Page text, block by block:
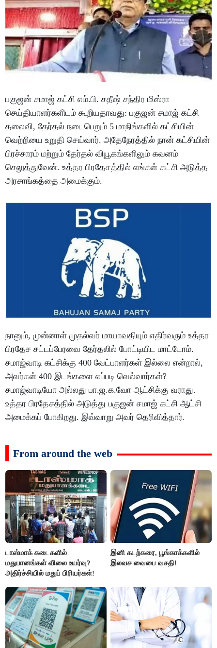
பகுஜன் சமாஜ் கட்சி எம்.பி. சதீஷ் சந்திர மிஸ்ரா
செய்தியாளர்களிடம் கூறியதாவது: பகுஜன் சமாஜ் கட்சி
தலைவி, தேர்தல் நடைபெறும் 5 மாநிங்களில் கட்சியின்
வெற்றியை உறுதி செய்வார். அதேநேரத்தில் நான் கட்சியின்
பிரச்சாரம் மற்றும் தேர்தல் வியூகங்களிலும் கவனம்
செலுத்துவேன். உத்தர பிரதேசத்தில் எங்கள் கட்சி அடுத்த
அரசாங்கத்தை அமைக்கும்.
நானும், முன்னாள் முதல்வர் மாயாவதியும் எதிர்வரும் உத்தர
பிரதேச சட்டப்பேரவை தேர்தலில் போட்டியிட மாட்டோம்.
சமாஜ்வாடி கட்சிக்கு 400 வேட்பாளர்கள் இல்லை என்றால்,
அவர்கள் 400 இடங்களை எப்படி வெல்வார்கள்?
சமாஜ்வாடியோ அல்லது பா.ஜ.க.வோ ஆட்சிக்கு வராது.
உத்தர பிரதேசத்தில் அடுத்து பகுஜன் சமாஜ் கட்சி ஆட்சி
அமைக்கப் போகிறது. இவ்வாறு அவர் தெரிவித்தார்.
From around the web
டாஸ்மாக் கடைகளில்
மதுபானங்கள் விலை உயர்வு?
அதிர்ச்சியில் மதுப் பிரியர்கள்!
இனி கடற்கரை, பூங்காக்களில்
இலவச வைபை வசதி!